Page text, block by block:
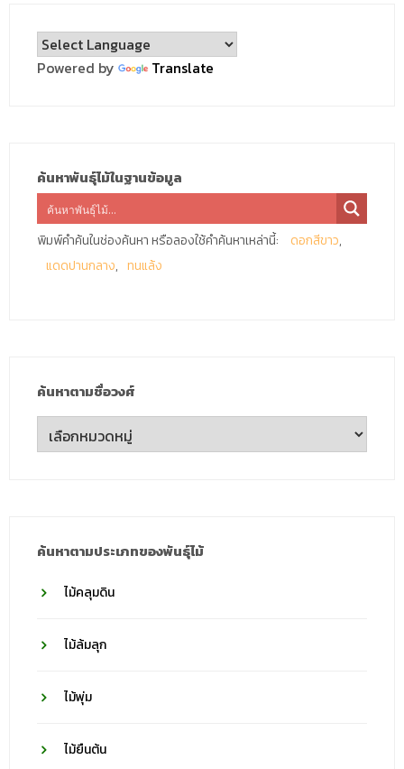
Powered by Translate
ค้นหาพันธุ์ไม้ในฐานข้อมูล
พิมพ์คำค้นในช่องค้นหา หรือลองใช้คำค้นหาเหล่านี้:
ดอกสีขาว
แดดปานกลาง
ทนแล้ง
ค้นหาตามชื่อวงศ์
ค้นหา
ตาม
ค้นหาตามประเภทของพันธุ์ไม้
ไม้คลุมดิน
ไม้ล้มลุก
ไม้พุ่ม
ไม้ยืนต้น